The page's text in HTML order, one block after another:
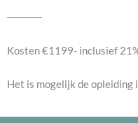
Kosten €1199- inclusief
Het is mogelijk de